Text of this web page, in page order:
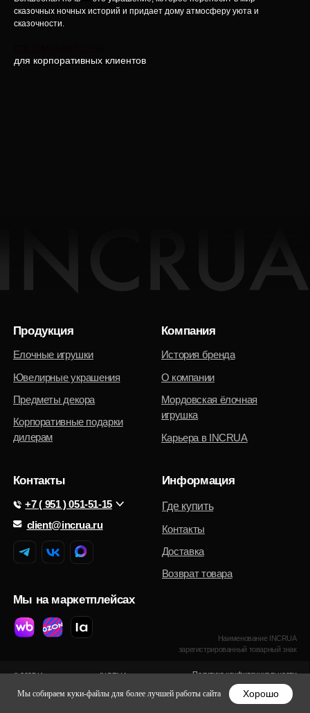
Мы собираем куки-файлы для более лучшей работы сайта Хорошо
сказочных ночных историй и придает дому атмосферу уюта и
сказочности.
для корпоративных клиентов